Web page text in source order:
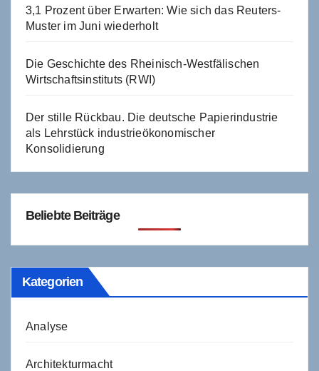
3,1 Prozent über Erwarten: Wie sich das Reuters-
Muster im Juni wiederholt
Die Geschichte des Rheinisch-Westfälischen
Wirtschaftsinstituts (RWI)
Der stille Rückbau. Die deutsche Papierindustrie
als Lehrstück industrieökonomischer
Konsolidierung
Beliebte Beiträge
Kategorien
Analyse
Architekturmacht